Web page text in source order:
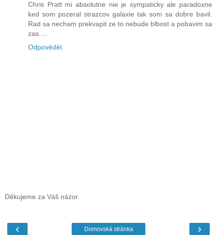
Chris Pratt mi absolutne nie je sympaticky ale paradoxne
ked som pozeral strazcov galaxie tak som sa dobre bavil.
Rad sa necham prekvapit ze to nebude blbost a pobavim sa
zas....
Odpovědět
Děkujeme za Váš názor.
‹ ›
Domovská stránka